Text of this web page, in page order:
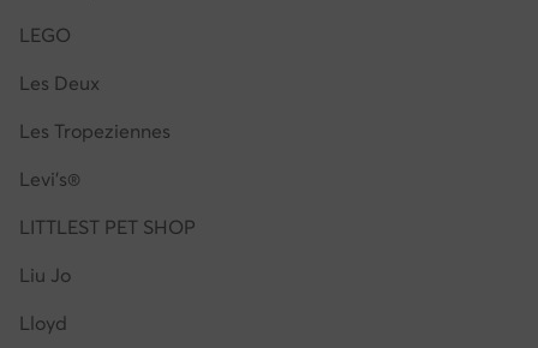
LEGO
Les Deux
Les Tropeziennes
Levi's®
LITTLEST PET SHOP
Liu Jo
Lloyd